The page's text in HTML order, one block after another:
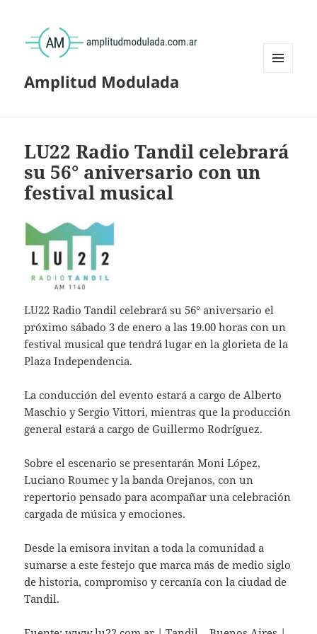
Amplitud Modulada
LU22 Radio Tandil celebrará
su 56° aniversario con un
festival musical
LU22 Radio Tandil celebrará su 56° aniversario el
próximo sábado 3 de enero a las 19.00 horas con un
festival musical que tendrá lugar en la glorieta de la
Plaza Independencia.
La conducción del evento estará a cargo de Alberto
Maschio y Sergio Vittori, mientras que la producción
general estará a cargo de Guillermo Rodríguez.
Sobre el escenario se presentarán Moni López,
Luciano Roumec y la banda Orejanos, con un
repertorio pensado para acompañar una celebración
cargada de música y emociones.
Desde la emisora invitan a toda la comunidad a
sumarse a este festejo que marca más de medio siglo
de historia, compromiso y cercanía con la ciudad de
Tandil.